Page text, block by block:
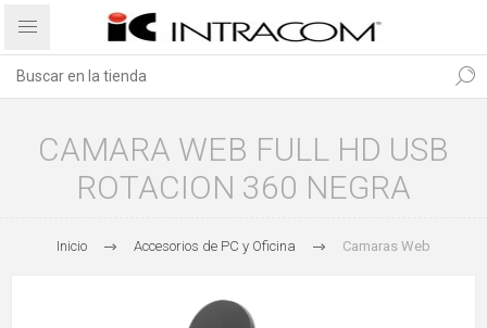
CAMARA WEB FULL HD USB
ROTACION 360 NEGRA
Inicio Accesorios de PC y Oficina Camaras Web